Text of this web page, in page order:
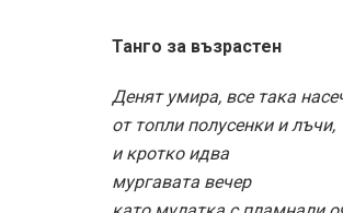
Танго за възрастен
Денят умира, все така
от топли полусенки и лъчи,
и кротко идва
мургавата вечер